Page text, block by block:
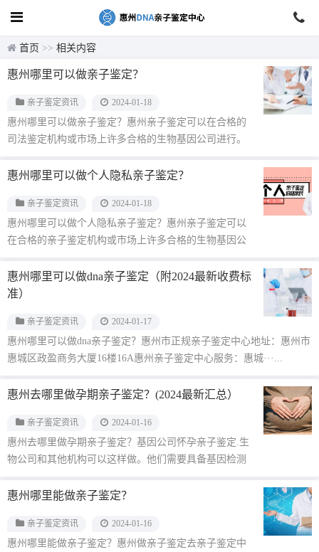
首页 >> 相关内容
惠州哪里可以做亲子鉴定？
亲子鉴定资讯 2024-01-18
惠州哪里可以做亲子鉴定？惠州亲子鉴定可以在合格的
司法鉴定机构或市场上许多合格的生物基因公司进行。
惠州哪里可以做个人隐私亲子鉴定？
亲子鉴定资讯 2024-01-18
惠州哪里可以做个人隐私亲子鉴定？惠州亲子鉴定可以
在合格的亲子鉴定机构或市场上许多合格的生物基因公
惠州哪里可以做dna亲子鉴定（附2024最新收费标
准）
亲子鉴定资讯 2024-01-17
惠州哪里可以做dna亲子鉴定？惠州市正规亲子鉴定中心地址：惠州市
惠城区政盈商务大厦16楼16A惠州亲子鉴定中心服务：惠城···...
惠州去哪里做孕期亲子鉴定？(2024最新汇总）
亲子鉴定资讯 2024-01-16
惠州去哪里做孕期亲子鉴定？基因公司怀孕亲子鉴定.生
物公司和其他机构可以这样做。他们需要具备基因检测
惠州哪里能做亲子鉴定？
亲子鉴定资讯 2024-01-16
惠州哪里能做亲子鉴定？惠州做亲子鉴定去亲子鉴定中